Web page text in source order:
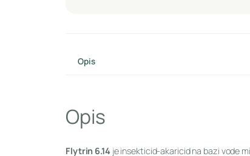
Opis
Opis
Flytrin 6.14 je insekticid-akaricid na bazi vode